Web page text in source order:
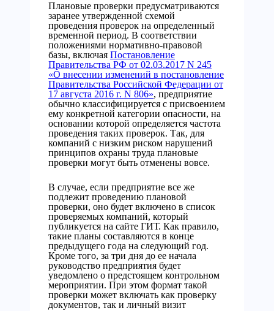
Плановые проверки предусматриваются
заранее утвержденной схемой
проведения проверок на определенный
временной период. В соответствии
положениями нормативно-правовой
базы, включая Постановление
Правительства РФ от 02.03.2017 N 245
«О внесении изменений в постановление
Правительства Российской Федерации от
17 августа 2016 г. N 806», предприятие
обычно классифицируется с присвоением
ему конкретной категории опасности, на
основании которой определяется частота
проведения таких проверок. Так, для
компаний с низким риском нарушений
принципов охраны труда плановые
проверки могут быть отменены вовсе.
В случае, если предприятие все же
подлежит проведению плановой
проверки, оно будет включено в список
проверяемых компаний, который
публикуется на сайте ГИТ. Как правило,
такие планы составляются в конце
предыдущего года на следующий год.
Кроме того, за три дня до ее начала
руководство предприятия будет
уведомлено о предстоящем контрольном
мероприятии. При этом формат такой
проверки может включать как проверку
документов, так и личный визит